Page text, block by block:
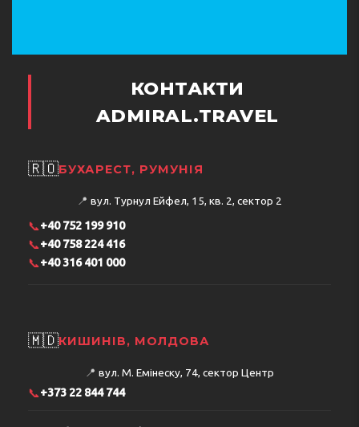
КОНТАКТИ
ADMIRAL.TRAVEL
🇷🇴БУХАРЕСТ, РУМУНІЯ
📍 вул. Турнул Ейфел, 15, кв. 2, сектор 2
📞+40 752 199 910
📞+40 758 224 416
📞+40 316 401 000
🇲🇩КИШИНІВ, МОЛДОВА
📍 вул. М. Емінеску, 74, сектор Центр
📞+373 22 844 744